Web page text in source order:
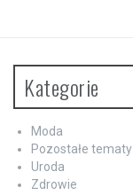
Kategorie
Moda
Pozostałe tematy
Uroda
Zdrowie